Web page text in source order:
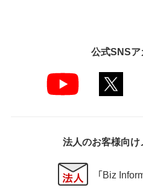
公式SNSア
法人のお客様向
「Biz